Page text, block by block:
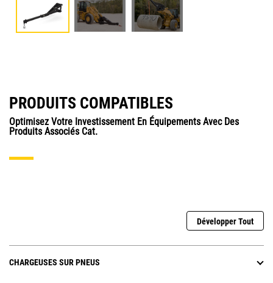
PRODUITS COMPATIBLES
Optimisez Votre Investissement En Équipements Avec Des
Produits Associés Cat.
Développer Tout
CHARGEUSES SUR PNEUS